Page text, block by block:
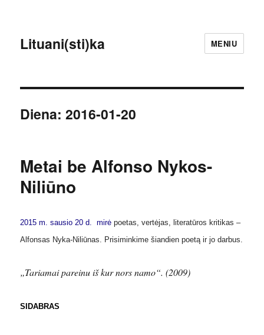
Lituani(sti)ka MENIU
Diena:2016-01-20
Metai be Alfonso Nykos-
Niliūno
2015 m. sausio 20 d. mirė poetas, vertėjas, literatūros kritikas –
Alfonsas Nyka-Niliūnas. Prisiminkime šiandien poetą ir jo darbus.
„Tariamai pareinu iš kur nors namo“. (2009)
SIDABRAS